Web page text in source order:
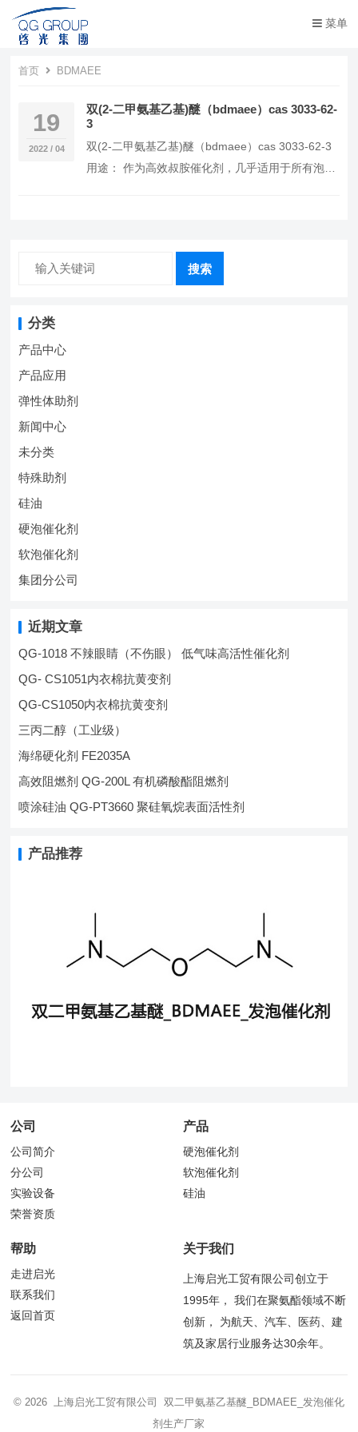
菜单
首页 BDMAEE
19
2022 / 04
双(2-二甲氨基乙基)醚（bdmaee）cas 3033-62-
3
双(2-二甲氨基乙基)醚（bdmaee）cas 3033-62-3
用途： 作为高效叔胺催化剂，几乎适用于所有泡沫
搜索
分类
产品中心
产品应用
弹性体助剂
新闻中心
未分类
特殊助剂
硅油
硬泡催化剂
软泡催化剂
集团分公司
近期文章
QG-1018 不辣眼睛（不伤眼） 低气味高活性催化剂
QG- CS1051内衣棉抗黄变剂
QG-CS1050内衣棉抗黄变剂
三丙二醇（工业级）
海绵硬化剂 FE2035A
高效阻燃剂 QG-200L 有机磷酸酯阻燃剂
喷涂硅油 QG-PT3660 聚硅氧烷表面活性剂
产品推荐
公司
公司简介
分公司
实验设备
荣誉资质
产品
硬泡催化剂
软泡催化剂
硅油
帮助
走进启光
联系我们
返回首页
关于我们
上海启光工贸有限公司创立于
1995年， 我们在聚氨酯领域不断
创新， 为航天、汽车、医药、建
筑及家居行业服务达30余年。
© 2026 上海启光工贸有限公司 双二甲氨基乙基醚_BDMAEE_发泡催化
剂生产厂家